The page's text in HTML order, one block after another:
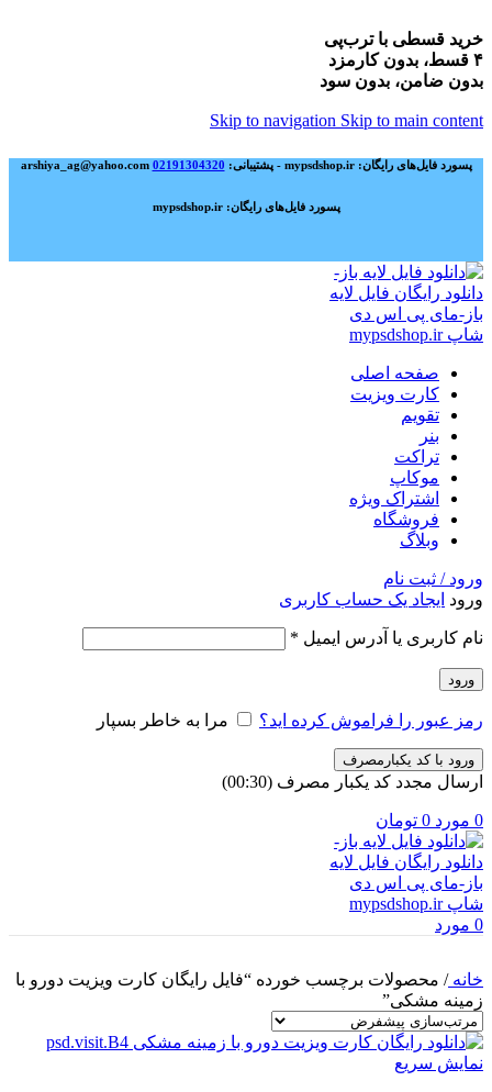
خرید قسطی با ترب‌پی
۴ قسط، بدون کارمزد
بدون ضامن، بدون سود
Skip to navigation Skip to main content
پسورد فایل‌های رایگان: mypsdshop.ir - پشتیبانی: arshiya_ag@yahoo.com 02191304320
پسورد فایل‌های رایگان: mypsdshop.ir
صفحه اصلی
کارت ویزیت
تقویم
بنر
تراکت
موکاپ
اشتراک ویژه
فروشگاه
وبلاگ
ورود / ثبت نام
ورود ایجاد یک حساب کاربری
نام کاربری یا آدرس ایمیل *
ورود
رمز عبور را فراموش کرده اید؟ مرا به خاطر بسپار
ورود با کد یکبارمصرف
ارسال مجدد کد یکبار مصرف (00:
30
)
0 مورد 0 تومان
0 مورد
خانه/ محصولات برچسب خورده “فایل رایگان کارت ويزيت دورو با
زمینه مشکی”
نمایش سریع